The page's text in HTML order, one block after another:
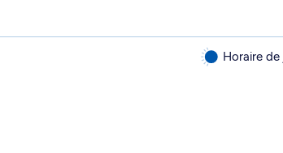
Horaire